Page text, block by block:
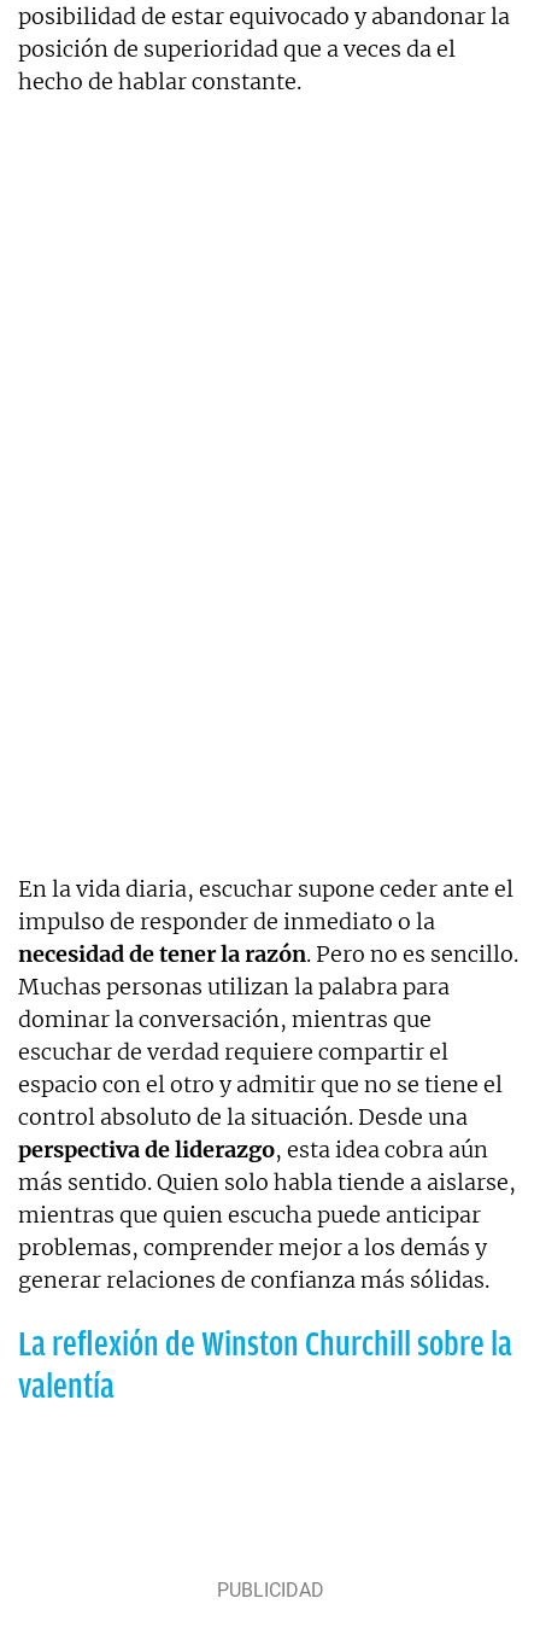
posibilidad de estar equivocado y abandonar la
posición de superioridad que a veces da el
hecho de hablar constante.
En la vida diaria, escuchar supone ceder ante el
impulso de responder de inmediato o la
necesidad de tener la razón. Pero no es sencillo.
Muchas personas utilizan la palabra para
dominar la conversación, mientras que
escuchar de verdad requiere compartir el
espacio con el otro y admitir que no se tiene el
control absoluto de la situación. Desde una
perspectiva de liderazgo, esta idea cobra aún
más sentido. Quien solo habla tiende a aislarse,
mientras que quien escucha puede anticipar
problemas, comprender mejor a los demás y
generar relaciones de confianza más sólidas.
La reflexión de Winston Churchill sobre la
valentía